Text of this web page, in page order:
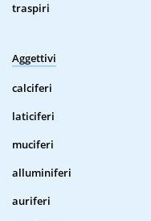
traspiri
Aggettivi
calciferi
laticiferi
muciferi
alluminiferi
auriferi